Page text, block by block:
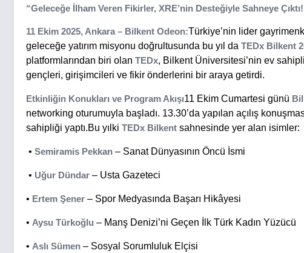
“Geleceğe İlham Veren Fikirler, XRE’nin Desteğiyle Sahneye
11 Ekim 2025, Ankara – Bilkent Odeon:Türkiye’nin lider
geleceğe yatırım misyonu doğrultusunda bu yıl da TEDx Bilkent
platformlarından biri olan TEDx, Bilkent Üniversitesi’nin ev
gençleri, girişimcileri ve fikir önderlerini bir araya getirdi.
Etkinliğin Konukları ve Program Akışı11 Ekim Cumartesi günü
networking oturumuyla başladı. 13.30’da yapılan açılış
sahipliği yaptı.Bu yılki TEDx Bilkentsahnesinde yer alan isimler:
• Semiramis Pekkan– Sanat Dünyasının Öncü İsmi
• Uğur Dündar– Usta Gazeteci
• Ertem Şener– Spor Medyasında Başarı Hikâyesi
• Aysu Türkoğlu – Manş Denizi’ni Geçen İlk Türk Kadın Yüzücü
• Aslı Sümen– Sosyal Sorumluluk Elçisi